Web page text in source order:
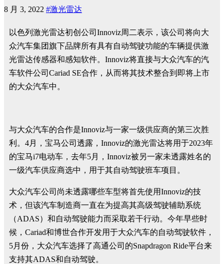
8 月 3, 2022 #激光雷达
以色列激光雷达初创公司Innoviz周二表示，该公司将向大
众汽车集团旗下品牌所有具有自动驾驶功能的车辆提供激
光雷达传感器和感知软件。Innoviz将直接与大众汽车的汽
车软件公司Cariad SE合作，从而将其技术整合到即将上市
的大众汽车中。
与大众汽车的合作是Innoviz与一家一级供应商的第三次胜
利。4月，宝马公司透露，Innoviz的激光雷达将用于2023年
的宝马i7电动车，去年5月，Innoviz被另一家未透露姓名的
一级汽车供应商选中，用于其自动驾驶班车项目。
大众汽车公司尚未透露哪些车型将首先使用Innoviz的技
术，但该汽车制造商一直在为提高其高级驾驶辅助系统
（ADAS）和自动驾驶能力而采取若干行动。今年早些时
候，Cariad和博世合作开发用于大众汽车的自动驾驶软件，
5月份，大众汽车选择了高通公司的Snapdragon Ride平台来
支持其ADAS和自动驾驶。